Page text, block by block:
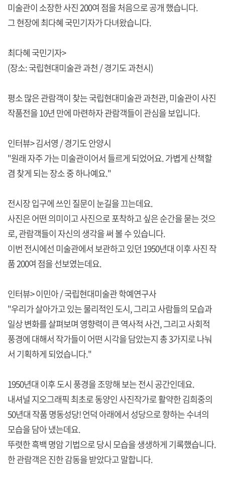
미술관이 소장한 사진 200여 점을 처음으로 공개 했습니다.
그 현장에 최다혜 국민기자가 다녀왔습니다.
최다혜 국민기자>
(장소: 국립현대미술관 과천 / 경기도 과천시)
평소 많은 관람객이 찾는 국립현대미술관 과천관, 미술관이 사진
작품전을 10년 만에 마련하자 관람객들이 관심을 보입니다.
인터뷰> 김서영 / 경기도 안양시
"원래 자주 가는 미술관이어서 들르게 되었어요. 가볍게 산책할
겸 찾게 되는 장소 중 하나예요."
전시장 입구에 쓰인 질문이 눈길을 끄는데요.
사진은 어떤 의미이고 사진으로 포착하고 싶은 순간을 묻는 것으
로, 관람객들이 자신의 생각을 써 볼 수 있습니다.
이번 전시에선 미술관에서 보관하고 있던 1950년대 이후 사진 작
품 200여 점을 선보였는데요.
인터뷰> 이민아 / 국립현대미술관 학예연구사
"우리가 살아가고 있는 물리적인 도시, 그리고 사람들의 모습과
일상 변화를 살펴보며 영향력이 큰 역사적 사건, 그리고 사회적
풍경에 대해서 작가들이 어떤 시각을 담았는지 총 3가지로 나눠
서 기획하게 되었습니다."
1950년대 이후 도시 풍경을 조망해 보는 전시 공간인데요.
내셔널 지오그래픽 최초로 동양인 사진작가로 활약한 김희중의
50년대 작품 명동성당! 언덕 아래에서 성당으로 향하는 수녀의
모습을 담아 냈는데요.
뚜렷한 흑백 명암 기법으로 당시 모습을 생생하게 기록했습니다.
한 관람객은 진한 감동을 받았다고 말합니다.